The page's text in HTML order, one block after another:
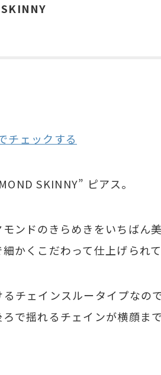
ェックする
SKINNY” ピアス。
ンドのきらめきをいちばん
かくこだわって仕上げられて
チェインスルータイプなの
で揺れるチェインが横顔ま